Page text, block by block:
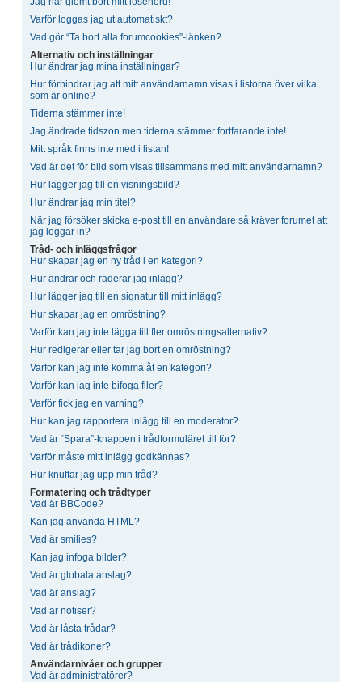
Varför loggas jag ut automatiskt?
Vad gör “Ta bort alla forumcookies”-länken?
Alternativ och inställningar
Hur ändrar jag mina inställningar?
Hur förhindrar jag att mitt användarnamn visas i listorna över vilka
som är online?
Tiderna stämmer inte!
Jag ändrade tidszon men tiderna stämmer fortfarande inte!
Mitt språk finns inte med i listan!
Vad är det för bild som visas tillsammans med mitt användarnamn?
Hur lägger jag till en visningsbild?
Hur ändrar jag min titel?
När jag försöker skicka e-post till en användare så kräver forumet att
jag loggar in?
Tråd- och inläggsfrågor
Hur skapar jag en ny tråd i en kategori?
Hur ändrar och raderar jag inlägg?
Hur lägger jag till en signatur till mitt inlägg?
Hur skapar jag en omröstning?
Varför kan jag inte lägga till fler omröstningsalternativ?
Hur redigerar eller tar jag bort en omröstning?
Varför kan jag inte komma åt en kategori?
Varför kan jag inte bifoga filer?
Varför fick jag en varning?
Hur kan jag rapportera inlägg till en moderator?
Vad är “Spara”-knappen i trådformuläret till för?
Varför måste mitt inlägg godkännas?
Hur knuffar jag upp min tråd?
Formatering och trådtyper
Vad är BBCode?
Kan jag använda HTML?
Vad är smilies?
Kan jag infoga bilder?
Vad är globala anslag?
Vad är anslag?
Vad är notiser?
Vad är låsta trådar?
Vad är trådikoner?
Användarnivåer och grupper
Vad är administratörer?